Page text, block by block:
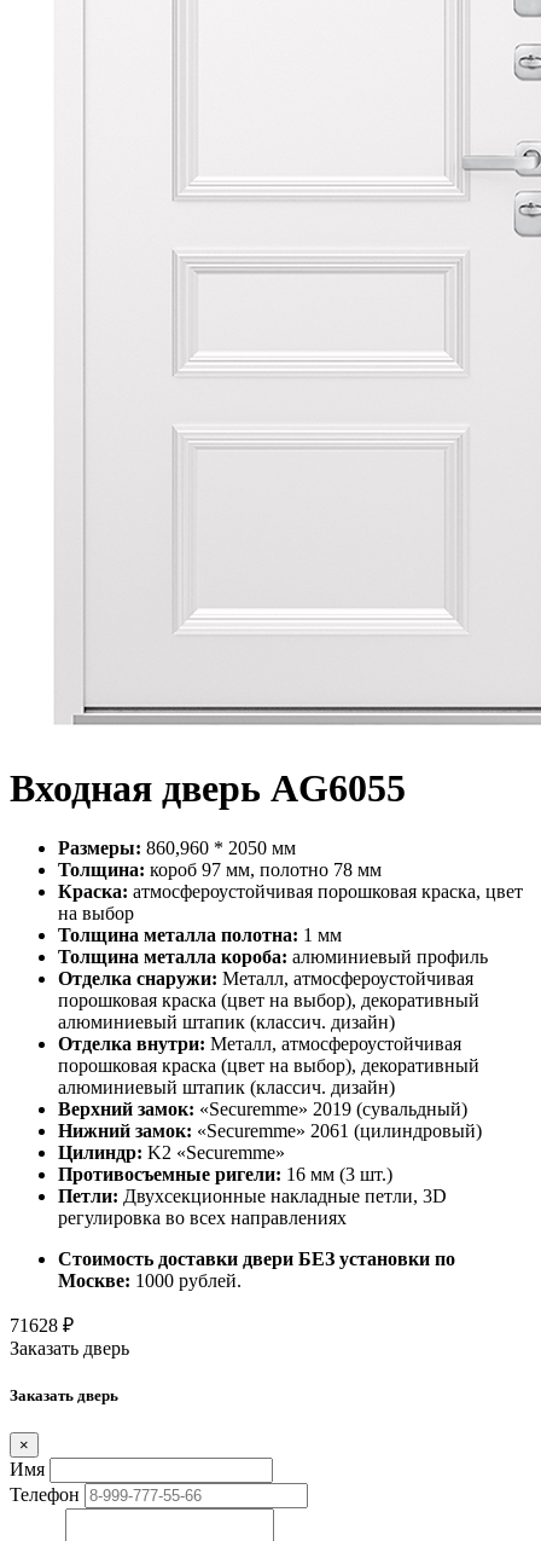
Входная дверь AG6055
Размеры: 860,960 * 2050 мм
Толщина: короб 97 мм, полотно 78 мм
Краска: атмосфероустойчивая порошковая краска, цвет
на выбор
Толщина металла полотна: 1 мм
Толщина металла короба: алюминиевый профиль
Отделка снаружи: Металл, атмосфероустойчивая
порошковая краска (цвет на выбор), декоративный
алюминиевый штапик (классич. дизайн)
Отделка внутри: Металл, атмосфероустойчивая
порошковая краска (цвет на выбор), декоративный
алюминиевый штапик (классич. дизайн)
Верхний замок: «Securemme» 2019 (сувальдный)
Нижний замок: «Securemme» 2061 (цилиндровый)
Цилиндр: K2 «Securemme»
Противосъемные ригели: 16 мм (3 шт.)
Петли: Двухсекционные накладные петли, 3D
регулировка во всех направлениях
Стоимость доставки двери БЕЗ установки по
Москве: 1000 рублей.
71628 ₽
Заказать дверь
Заказать дверь
×
Имя
Телефон